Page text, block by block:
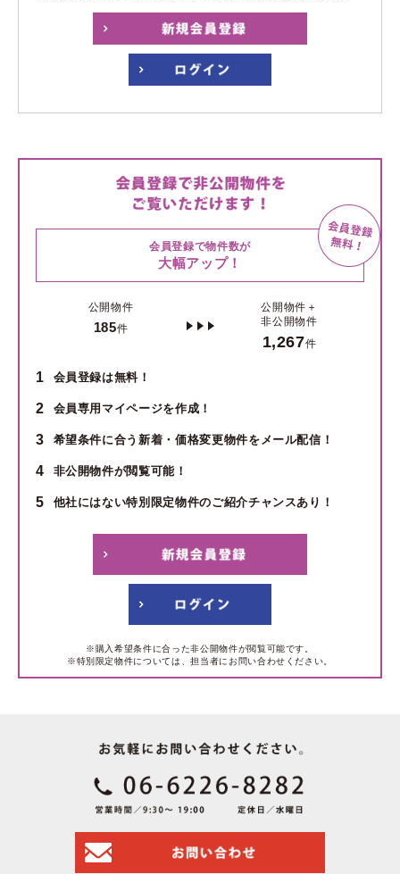
会員登録で物件数が
大幅アップ！
公開物件
185件
公開物件＋
非公開物件
1,267件
1 会員登録は無料！
2 会員専用マイページを作成！
3 希望条件に合う新着・価格変更物件をメール配信！
4 非公開物件が閲覧可能！
5 他社にはない特別限定物件のご紹介チャンスあり！
※購入希望条件に合った非公開物件が閲覧可能です。
※特別限定物件については、担当者にお問い合わせください。